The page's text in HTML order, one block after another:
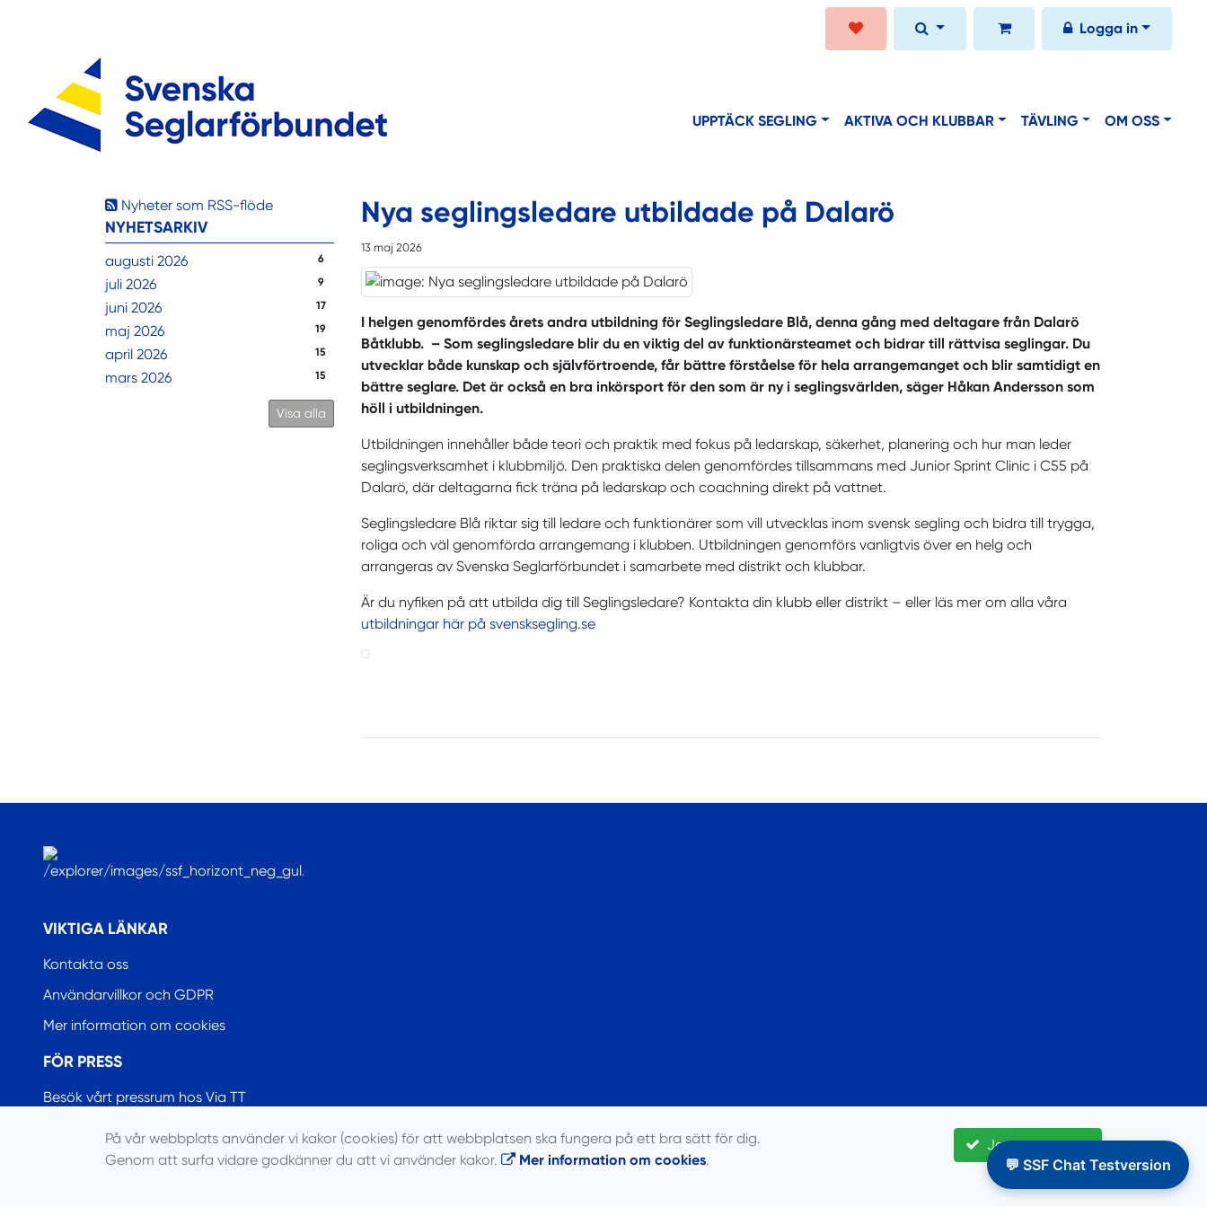
Logga in
UPPTÄCK SEGLING AKTIVA OCH KLUBBAR TÄVLING OM OSS
Nyheter som RSS-flöde
NYHETSARKIV
augusti 2026 6
juli 2026 9
juni 2026 17
maj 2026 19
april 2026 15
mars 2026 15
Visa alla
Nya seglingsledare utbildade på Dalarö
13 maj 2026
I helgen genomfördes årets andra utbildning för Seglingsledare Blå, denna gång med deltagare från Dalarö
Båtklubb. – Som seglingsledare blir du en viktig del av funktionärsteamet och bidrar till rättvisa seglingar. Du
utvecklar både kunskap och självförtroende, får bättre förståelse för hela arrangemanget och blir samtidigt en
bättre seglare. Det är också en bra inkörsport för den som är ny i seglingsvärlden, säger Håkan Andersson som
höll i utbildningen.
Utbildningen innehåller både teori och praktik med fokus på ledarskap, säkerhet, planering och hur man leder
seglingsverksamhet i klubbmiljö. Den praktiska delen genomfördes tillsammans med Junior Sprint Clinic i C55 på
Dalarö, där deltagarna fick träna på ledarskap och coachning direkt på vattnet.
Seglingsledare Blå riktar sig till ledare och funktionärer som vill utvecklas inom svensk segling och bidra till trygga,
roliga och väl genomförda arrangemang i klubben. Utbildningen genomförs vanligtvis över en helg och
arrangeras av Svenska Seglarförbundet i samarbete med distrikt och klubbar.
Är du nyfiken på att utbilda dig till Seglingsledare? Kontakta din klubb eller distrikt – eller läs mer om alla våra
utbildningar här på svensksegling.se
VIKTIGA LÄNKAR
Kontakta oss
Användarvillkor och GDPR
Mer information om cookies
FÖR PRESS
Besök vårt pressrum hos Via TT
© Seglarförbundet, 2022
💬 SSF Chat Testversion
Jag accepterar
På vår webbplats använder vi kakor (cookies) för att webbplatsen ska fungera på ett bra sätt för dig.
Genom att surfa vidare godkänner du att vi använder kakor.
Mer information om cookies.